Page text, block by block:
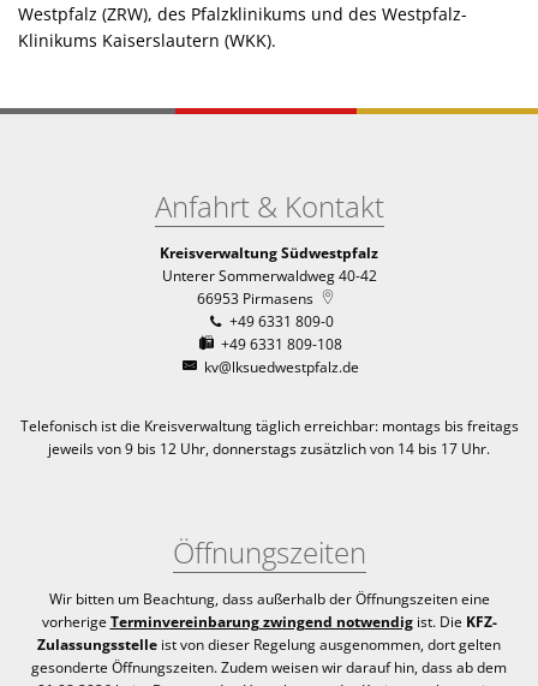
Westpfalz (ZRW), des Pfalzklinikums und des Westpfalz-
Klinikums Kaiserslautern (WKK).
Anfahrt & Kontakt
Kreisverwaltung Südwestpfalz
Unterer Sommerwaldweg 40-42
66953 Pirmasens
+49 6331 809-0
+49 6331 809-108
kv@lksuedwestpfalz.de
Telefonisch ist die Kreisverwaltung täglich erreichbar: montags bis freitags
jeweils von 9 bis 12 Uhr, donnerstags zusätzlich von 14 bis 17 Uhr.
Öffnungszeiten
Wir bitten um Beachtung, dass außerhalb der Öffnungszeiten eine
vorherige Terminvereinbarung zwingend notwendigist. Die KFZ-
Zulassungsstelle ist von dieser Regelung ausgenommen, dort gelten
gesonderte Öffnungszeiten. Zudem weisen wir darauf hin, dass ab dem